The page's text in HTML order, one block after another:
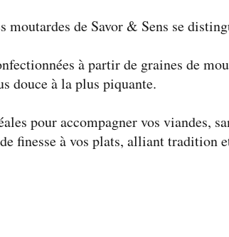
moutardes de Savor & Sens se
à partir de graines de
douce à la plus piquante.
pour accompagner vos viandes,
finesse à vos plats, alliant tradition